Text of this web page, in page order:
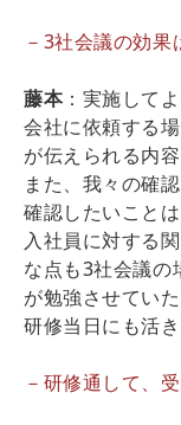
－3社会議の効果
藤本：実施して
会社に依頼する
が伝えられる内
また、我々の確
確認したいこと
入社員に対する
な点も3社会議の
が勉強させてい
研修当日にも活
－研修通して、